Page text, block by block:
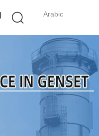
Arabic